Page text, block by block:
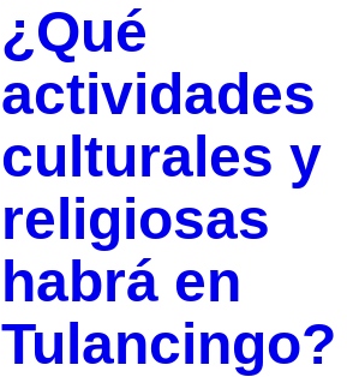
¿Qué
actividades
culturales y
religiosas
habrá en
Tulancingo?